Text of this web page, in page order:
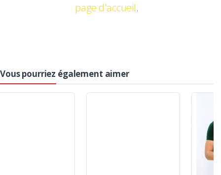
page d'accueil.
Vous pourriez également aimer